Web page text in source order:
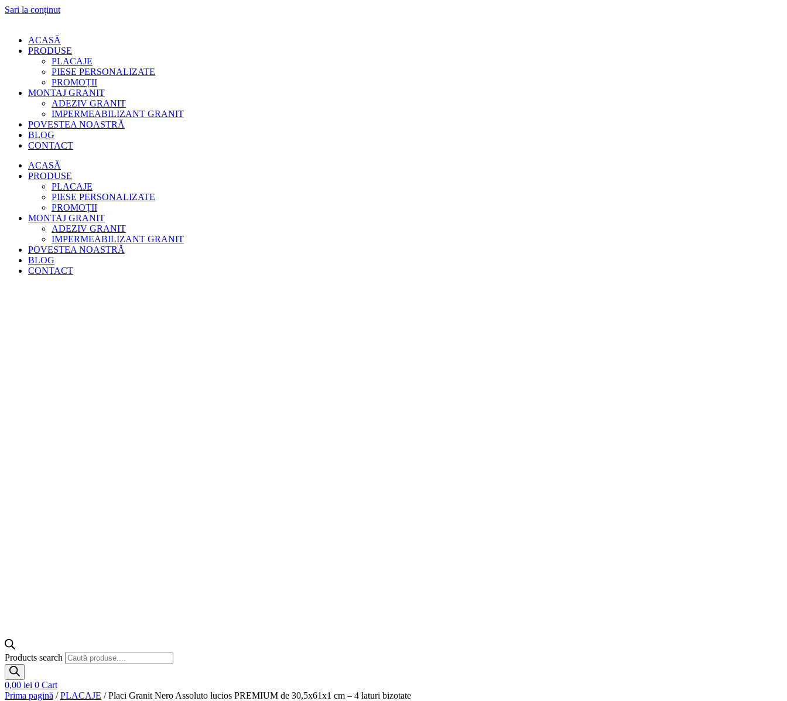
Sari la conținut
ACASĂ
PRODUSE
PLACAJE
PIESE PERSONALIZATE
PROMOȚII
MONTAJ GRANIT
ADEZIV GRANIT
IMPERMEABILIZANT GRANIT
POVESTEA NOASTRĂ
BLOG
CONTACT
ACASĂ
PRODUSE
PLACAJE
PIESE PERSONALIZATE
PROMOȚII
MONTAJ GRANIT
ADEZIV GRANIT
IMPERMEABILIZANT GRANIT
POVESTEA NOASTRĂ
BLOG
CONTACT
Products search
0,00 lei 0 Cart
Prima pagină /PLACAJE / Placi Granit Nero Assoluto lucios PREMIUM de 30,5x61x1 cm – 4 laturi bizotate